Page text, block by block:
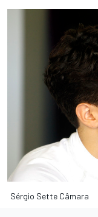
Sérgio Sette Câmara